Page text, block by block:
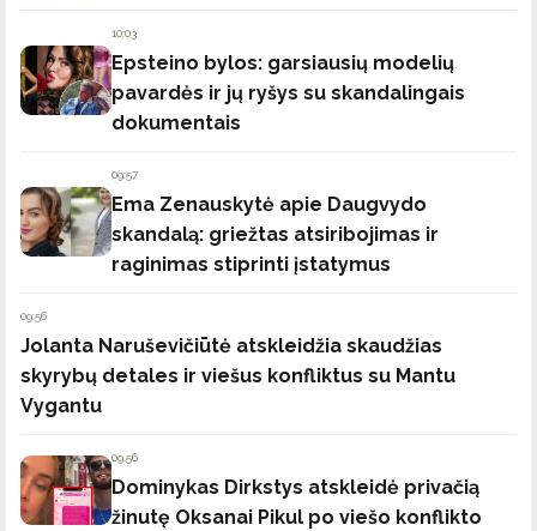
10:03
Epsteino bylos: garsiausių modelių
pavardės ir jų ryšys su skandalingais
dokumentais
09:57
Ema Zenauskytė apie Daugvydo
skandalą: griežtas atsiribojimas ir
raginimas stiprinti įstatymus
09:56
Jolanta Naruševičiūtė atskleidžia skaudžias
skyrybų detales ir viešus konfliktus su Mantu
Vygantu
09:56
Dominykas Dirkstys atskleidė privačią
žinutę Oksanai Pikul po viešo konflikto